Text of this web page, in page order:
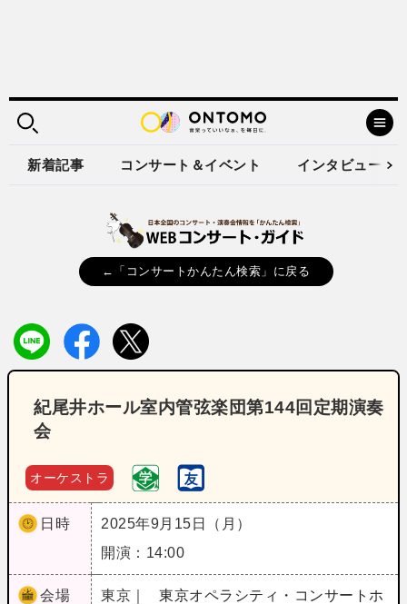
新着記事 コンサート＆イベント インタビュー
←「コンサートかんたん検索」に戻る
紀尾井ホール室内管弦楽団第144回定期演奏
会
オーケストラ
日時
2025年9月15日（月）
開演：14:00
会場 東京｜
東京オペラシティ・コンサートホ